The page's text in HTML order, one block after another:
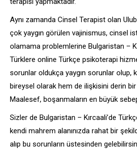
Aynı zamanda Cinsel Terapist olan
çok yaygın görülen vajinismus, cinsel
olamama problemlerine Bulgaristan –
Türklere online Türkçe psikoterapi
sorunlar oldukça yaygın sorunlar olup,
bireysel olarak hem de ilişkisini derin
Maalesef, boşanmaların en büyük
Sizler de Bulgaristan – Kırcaali’de
kendi mahrem alanınızda rahat bir
alıp bu sorunların üstesinden